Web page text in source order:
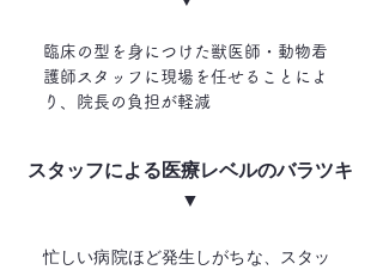
臨床の型を身につけた獣医師・動物看
護師スタッフに現場を任せることによ
り、院長の負担が軽減
スタッフによる医療レベルのバラツキ
​▼
忙しい病院ほど発生しがちな、スタッ